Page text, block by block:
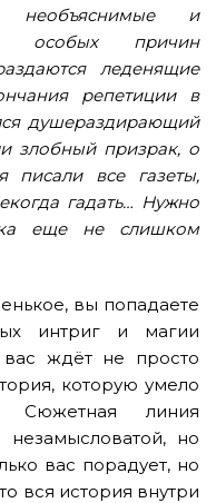
необъяснимые и
особых причин
леденящие
репетиции в
душераздирающий
злобный призрак, о
писали все газеты,
гадать… Нужно
еще не слишком
вы попадаете
интриг и магии
вас ждёт не просто
которую умело
Сюжетная линия
но
вас порадует, но
вся история внутри